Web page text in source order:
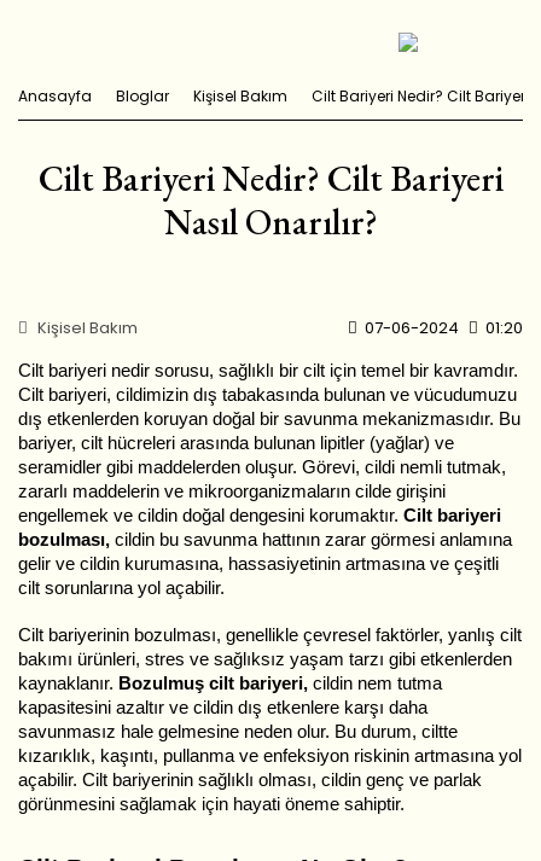
Anasayfa Bloglar Kişisel Bakım Cilt Bariyeri Nedir? Cilt Bariyeri
Cilt Bariyeri Nedir? Cilt Bariyeri
Nasıl Onarılır?
Kişisel Bakım 07-06-2024 01:20
Cilt bariyeri nedir sorusu, sağlıklı bir cilt için temel bir kavramdır.
Cilt bariyeri, cildimizin dış tabakasında bulunan ve vücudumuzu
dış etkenlerden koruyan doğal bir savunma mekanizmasıdır. Bu
bariyer, cilt hücreleri arasında bulunan lipitler (yağlar) ve
seramidler gibi maddelerden oluşur. Görevi, cildi nemli tutmak,
zararlı maddelerin ve mikroorganizmaların cilde girişini
engellemek ve cildin doğal dengesini korumaktır. Cilt bariyeri
bozulması, cildin bu savunma hattının zarar görmesi anlamına
gelir ve cildin kurumasına, hassasiyetinin artmasına ve çeşitli
cilt sorunlarına yol açabilir.
Cilt bariyerinin bozulması, genellikle çevresel faktörler, yanlış cilt
bakımı ürünleri, stres ve sağlıksız yaşam tarzı gibi etkenlerden
kaynaklanır. Bozulmuş cilt bariyeri, cildin nem tutma
kapasitesini azaltır ve cildin dış etkenlere karşı daha
savunmasız hale gelmesine neden olur. Bu durum, ciltte
kızarıklık, kaşıntı, pullanma ve enfeksiyon riskinin artmasına yol
açabilir. Cilt bariyerinin sağlıklı olması, cildin genç ve parlak
görünmesini sağlamak için hayati öneme sahiptir.